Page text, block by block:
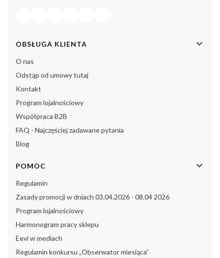
Linki w stopce
OBSŁUGA KLIENTA
O nas
Odstąp od umowy tutaj
Kontakt
Program lojalnościowy
Współpraca B2B
FAQ - Najczęściej zadawane pytania
Blog
POMOC
Regulamin
Zasady promocji w dniach 03.04.2026 - 08.04 2026
Program lojalnościowy
Harmonogram pracy sklepu
Eevi w mediach
Regulamin konkursu „Obserwator miesiąca”